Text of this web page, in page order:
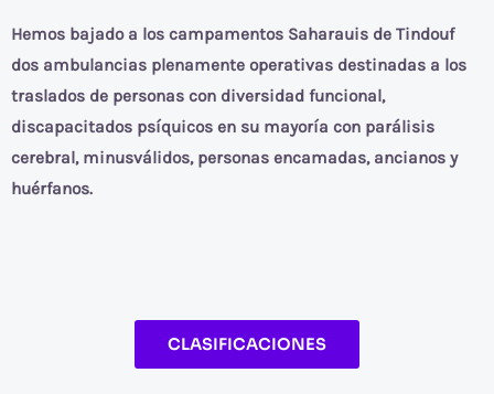
Hemos bajado a los campamentos Saharauis de Tindouf
dos ambulancias plenamente operativas destinadas a los
traslados de personas con diversidad funcional,
discapacitados psíquicos en su mayoría con parálisis
cerebral, minusválidos, personas encamadas, ancianos y
huérfanos.
CLASIFICACIONES